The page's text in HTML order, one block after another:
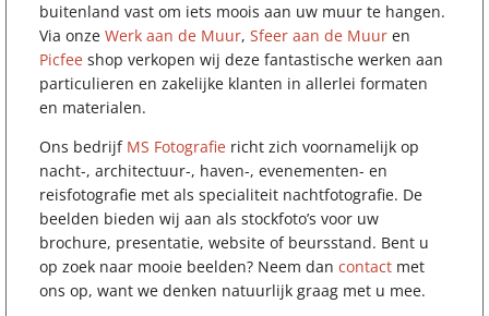
buitenland vast om iets moois aan uw muur te hangen.
Via onzeWerk aan de Muur,Sfeer aan de Muur en
Picfee shop verkopen wij deze fantastische werken aan
particulieren en zakelijke klanten in allerlei formaten
en materialen.
Ons bedrijf MS Fotografie richt zich voornamelijk op
nacht-, architectuur-, haven-, evenementen- en
reisfotografie met als specialiteit nachtfotografie. De
beelden bieden wij aan als stockfoto’s voor uw
brochure, presentatie, website of beursstand. Bent u
op zoek naar mooie beelden? Neem dancontact met
ons op, want we denken natuurlijk graag met u mee.